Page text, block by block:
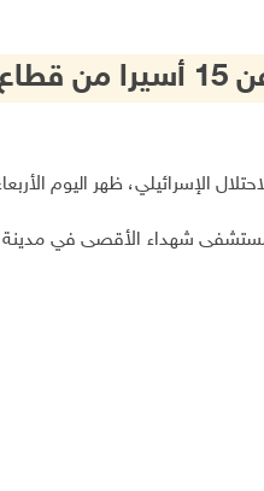
سيدة
شهداء الأقصى في مدينة